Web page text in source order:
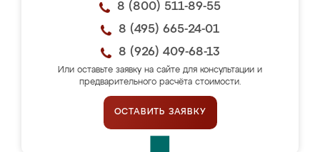
8 (800) 511-89-55
8 (495) 665-24-01
8 (926) 409-68-13
Или оставьте заявку на сайте для консультации и
предварительного расчёта стоимости.
ОСТАВИТЬ ЗАЯВКУ